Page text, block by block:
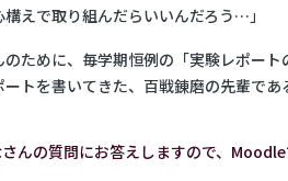
えで取り組んだらいいんだろう…」
ために、毎学期恒例の「実験レポート
トを書いてきた、百戦錬磨の先輩で
んの質問にお答えしますので、